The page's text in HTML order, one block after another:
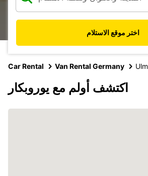
اختر موقع الاستلام
Car Rental Van Rental Germany Ulm
اكتشف أولم مع يوروبكار